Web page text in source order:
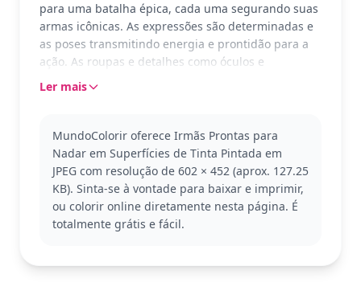
para uma batalha épica, cada uma segurando suas
armas icônicas. As expressões são determinadas e
as poses transmitindo energia e prontidão para a
ação. As roupas e detalhes como óculos e
equipamentos adicionam complexidade à cena,
Splatoon, um jogo conhecido por suas batalhas de
tinta colorida e personagens únicos. Se você gosta
dessas irmãs, pode gostar de colorir outras figuras
do Splatoon, como Inklings ou Octolings em
diferentes poses e cenários.
Ler mais
MundoColorir oferece Irmãs Prontas para
Nadar em Superfícies de Tinta Pintada em
JPEG com resolução de 602 × 452 (aprox. 127.25
KB). Sinta-se à vontade para baixar e imprimir,
ou colorir online diretamente nesta página. É
totalmente grátis e fácil.